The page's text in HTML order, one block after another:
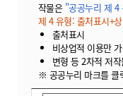
작물은 "공공누리 제 4
제 4 유형: 출처표시+
출처표시
비상업적 이용만
변형 등 2차적 저
※ 공공누리 마크를 클